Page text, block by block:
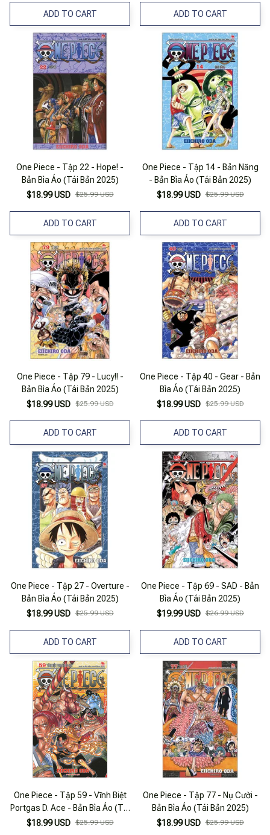
ADD TO CART ADD TO CART
One Piece - Tập 22 - Hope! -
Bản Bìa Áo (Tái Bản 2025)
$18.99 USD $25.99 USD
ADD TO CART
One Piece - Tập 14 - Bản Năng
- Bản Bìa Áo (Tái Bản 2025)
$18.99 USD $25.99 USD
ADD TO CART
One Piece - Tập 79 - Lucy!! -
Bản Bìa Áo (Tái Bản 2025)
$18.99 USD $25.99 USD
ADD TO CART
One Piece - Tập 40 - Gear - Bản
Bìa Áo (Tái Bản 2025)
$18.99 USD $25.99 USD
ADD TO CART
One Piece - Tập 27 - Overture -
Bản Bìa Áo (Tái Bản 2025)
$18.99 USD $25.99 USD
ADD TO CART
One Piece - Tập 69 - SAD - Bản
Bìa Áo (Tái Bản 2025)
$19.99 USD $26.99 USD
ADD TO CART
One Piece - Tập 59 - Vĩnh Biệt
Portgas D. Ace - Bản Bìa Áo (Tái
Bản 2025)
$18.99 USD $25.99 USD
One Piece - Tập 77 - Nụ Cười -
Bản Bìa Áo (Tái Bản 2025)
$18.99 USD $25.99 USD